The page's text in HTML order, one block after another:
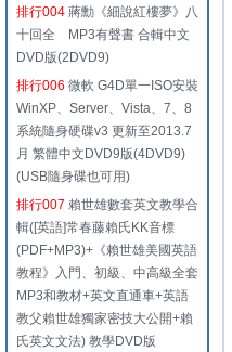
排行004 蔣勳《細說紅樓夢》八
十回全 MP3有聲書 合輯中文
DVD版(2DVD9)
排行006 微軟 G4D單一ISO安裝
WinXP、Server、Vista、7、8
系統隨身硬碟v3 更新至2013.7
月 繁體中文DVD9版(4DVD9)
(USB隨身碟也可用)
排行007 賴世雄數套英文教學合
輯([英語]常春藤賴氏KK音標
(PDF+MP3)+《賴世雄美國英語
教程》入門、初級、中高級全套
MP3和教材+英文直通車+英語
教父賴世雄獨家密技大公開+賴
氏英文文法) 教學DVD版